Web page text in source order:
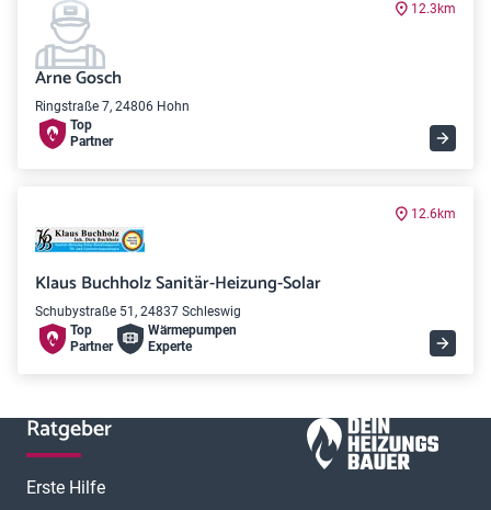
12.3km
Arne Gosch
Ringstraße 7, 24806 Hohn
Top
Partner
12.6km
Klaus Buchholz Sanitär-Heizung-Solar
Schubystraße 51, 24837 Schleswig
Top
Partner
Wärme­pumpen
Experte
Ratgeber
Erste Hilfe